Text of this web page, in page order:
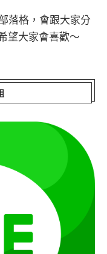
落格，會跟大家分
望大家會喜歡～